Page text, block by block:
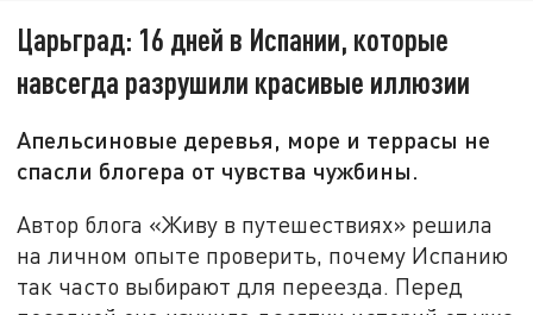
Царьград: 16 дней в Испании, которые
навсегда разрушили красивые иллюзии
Апельсиновые деревья, море и террасы не
спасли блогера от чувства чужбины.
Автор блога «Живу в путешествиях» решила
на личном опыте проверить, почему Испанию
так часто выбирают для переезда. Перед